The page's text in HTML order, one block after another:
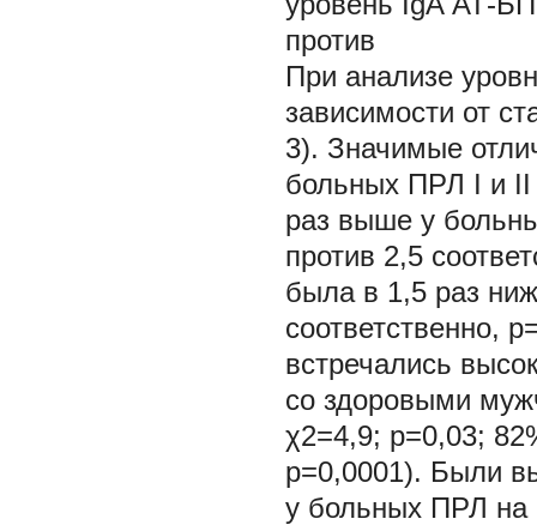
против
При анализе
зависимости от
3). Значимые
больных ПРЛ I и II
раз выше у
против 2,5
была в 1,5 раз
соответственно,
встречались
со здоровыми
χ2=4,9; р=0,03;
р=0,0001). Были
у больных ПРЛ на